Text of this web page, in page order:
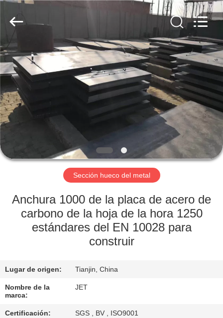
INICIO
PRODUCTOS
SOBRE
NOSOTROS
VISITA
LA
FÁBRICA
CALIDAD
CONTÁCTENOS
Jet
Formwork
System
All
Rights
Reserved.
Sección hueco del metal
Anchura 1000 de la placa de acero de
carbono de la hoja de la hora 1250
estándares del EN 10028 para
construir
Lugar de origen: Tianjin, China
Nombre de la
marca:
JET
Certificación: SGS , BV , ISO9001